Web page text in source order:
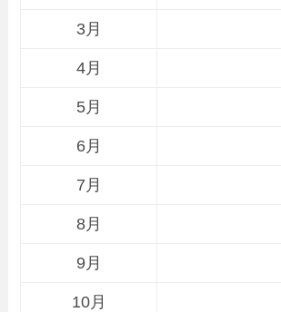
3月
4月
5月
6月
7月
8月
9月
10月